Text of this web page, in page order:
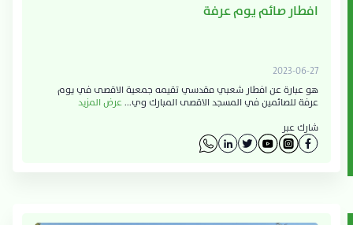
افطار صائم يوم عرفة
2023-06-27
هو عبارة عن افطار شعبي مقدسي تقيمه جمعية الاقصى في يوم
عرفة للصائمين في المسجد الاقصى المبارك وي...عرض المزيد
شارك عبر